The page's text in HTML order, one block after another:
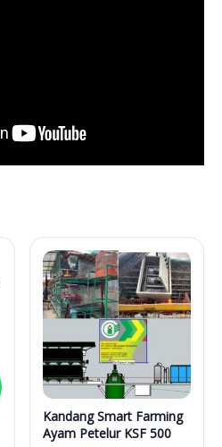
Kandang Smart Farming
Ayam Petelur KSF 500